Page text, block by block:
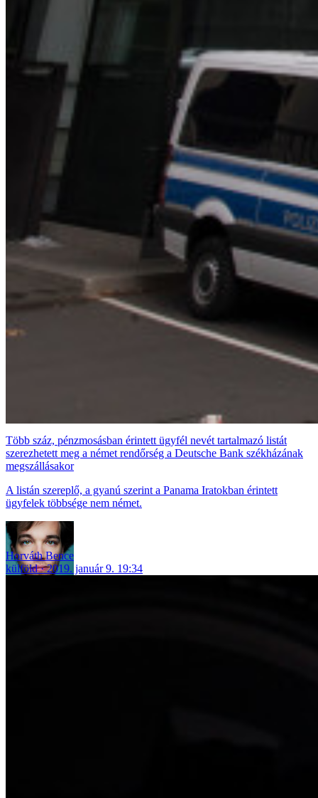
Több száz, pénzmosásban érintett ügyfél nevét tartalmazó listát
szerezhetett meg a német rendőrség a Deutsche Bank székházának
megszállásakor
A listán szereplő, a gyanú szerint a Panama Iratokban érintett
ügyfelek többsége nem német.
Horváth Bence
külföld
2019. január 9. 19:34